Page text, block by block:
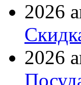
2026
2026